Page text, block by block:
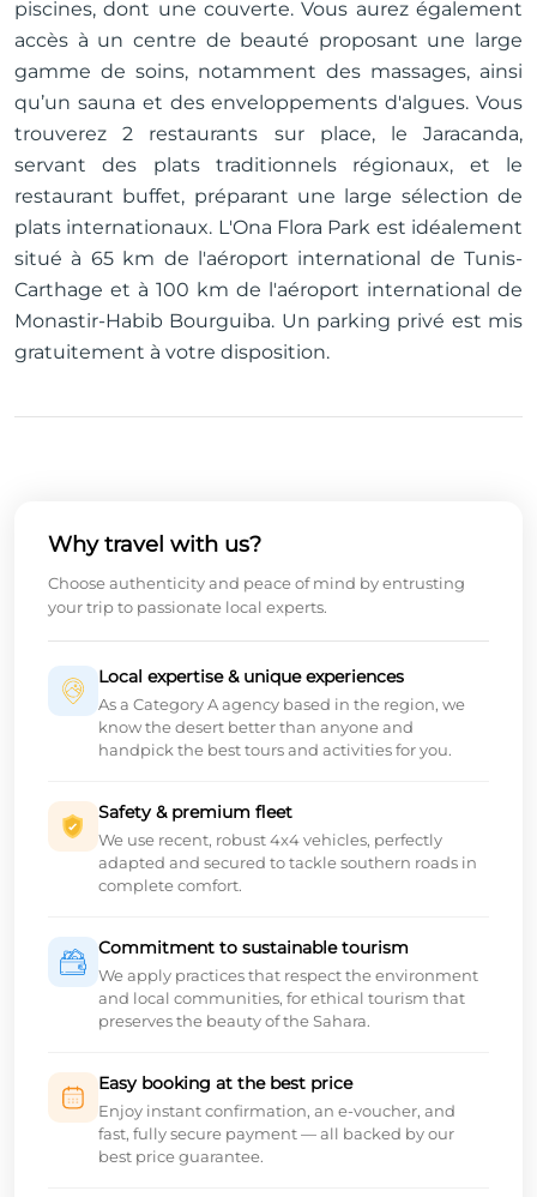
piscines, dont une couverte. Vous aurez également
accès à un centre de beauté proposant une large
gamme de soins, notamment des massages, ainsi
qu’un sauna et des enveloppements d'algues. Vous
trouverez 2 restaurants sur place, le Jaracanda,
servant des plats traditionnels régionaux, et le
restaurant buffet, préparant une large sélection de
plats internationaux. L'Ona Flora Park est idéalement
situé à 65 km de l'aéroport international de Tunis-
Carthage et à 100 km de l'aéroport international de
Monastir-Habib Bourguiba. Un parking privé est mis
gratuitement à votre disposition.
Why travel with us?
Choose authenticity and peace of mind by entrusting
your trip to passionate local experts.
Local expertise & unique experiences
As a Category A agency based in the region, we
know the desert better than anyone and
handpick the best tours and activities for you.
Safety & premium fleet
We use recent, robust 4x4 vehicles, perfectly
adapted and secured to tackle southern roads in
complete comfort.
Commitment to sustainable tourism
We apply practices that respect the environment
and local communities, for ethical tourism that
preserves the beauty of the Sahara.
Easy booking at the best price
Enjoy instant confirmation, an e-voucher, and
fast, fully secure payment — all backed by our
best price guarantee.